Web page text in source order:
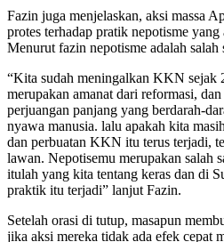
Fazin juga menjelaskan, aksi massa
protes terhadap pratik nepotisme
Menurut fazin nepotisme adalah
“Kita sudah meningalkan KKN sejak
merupakan amanat dari reformasi,
perjuangan panjang yang berdarah-
nyawa manusia. lalu apakah kita
dan perbuatan KKN itu terus terjadi,
lawan. Nepotisemu merupakan salah
itulah yang kita tentang keras dan di
praktik itu terjadi” lanjut Fazin.
Setelah orasi di tutup, masapun
jika aksi mereka tidak ada efek cepat